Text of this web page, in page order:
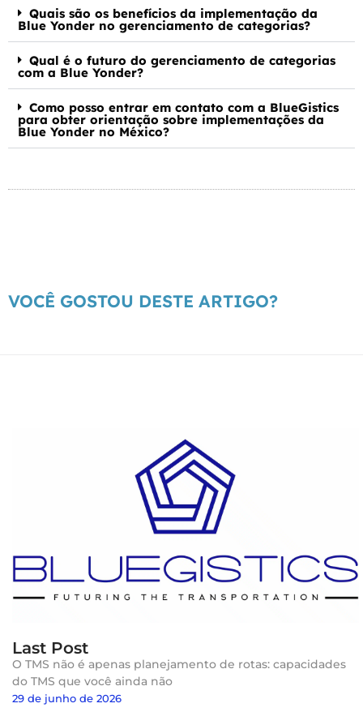
Quais são os benefícios da implementação da
Blue Yonder no gerenciamento de categorias?
Qual é o futuro do gerenciamento de categorias
com a Blue Yonder?
Como posso entrar em contato com a BlueGistics
para obter orientação sobre implementações da
Blue Yonder no México?
VOCÊ GOSTOU DESTE ARTIGO?
Last Post
O TMS não é apenas planejamento de rotas: capacidades
do TMS que você ainda não
29 de junho de 2026